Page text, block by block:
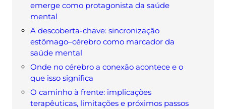
emerge como protagonista da saúde
mental
A descoberta-chave: sincronização
estômago–cérebro como marcador da
saúde mental
Onde no cérebro a conexão acontece e o
que isso significa
O caminho à frente: implicações
terapêuticas, limitações e próximos passos